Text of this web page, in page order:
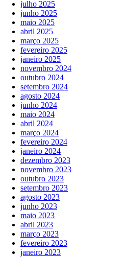
julho 2025
junho 2025
maio 2025
abril 2025
março 2025
fevereiro 2025
janeiro 2025
novembro 2024
outubro 2024
setembro 2024
agosto 2024
junho 2024
maio 2024
abril 2024
março 2024
fevereiro 2024
janeiro 2024
dezembro 2023
novembro 2023
outubro 2023
setembro 2023
agosto 2023
junho 2023
maio 2023
abril 2023
março 2023
fevereiro 2023
janeiro 2023